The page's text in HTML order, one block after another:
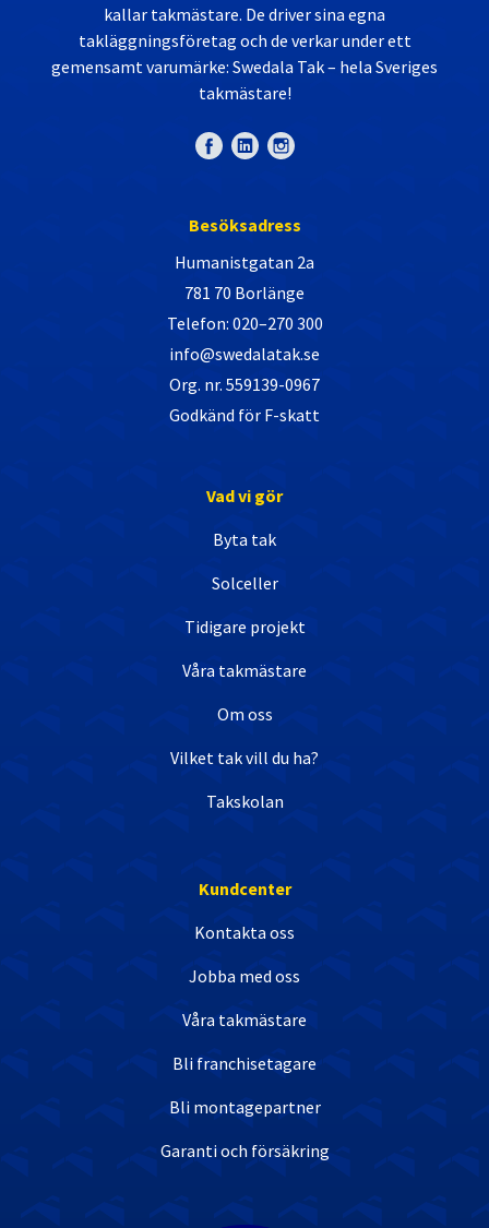
kallar takmästare. De driver sina egna
takläggningsföretag och de verkar under ett
gemensamt varumärke: Swedala Tak – hela Sveriges
takmästare!
Besöksadress
Humanistgatan 2a
781 70 Borlänge
Telefon: 020–270 300
info@swedalatak.se
Org. nr. 559139-0967
Godkänd för F-skatt
Vad vi gör
Byta tak
Solceller
Tidigare projekt
Våra takmästare
Om oss
Vilket tak vill du ha?
Takskolan
Kundcenter
Kontakta oss
Jobba med oss
Våra takmästare
Bli franchisetagare
Bli montagepartner
Garanti och försäkring